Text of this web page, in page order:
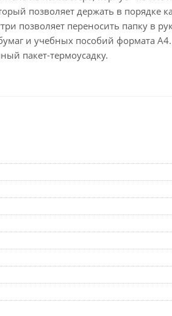
позволяет держать в
позволяет переносить папку в
и учебных пособий формата
пакет-термоусадку.